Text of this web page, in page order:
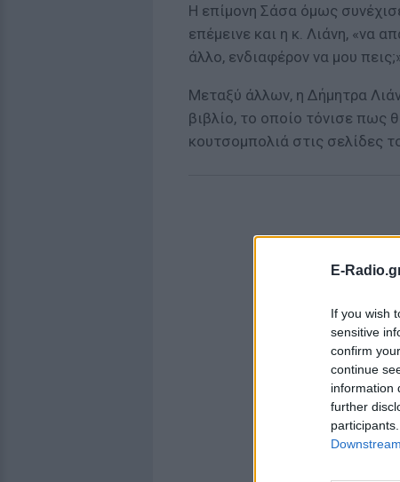
E-
If you wish
sensitive
confirm
continue
information
further
Η επίμονη Σάσα όμως
επέμεινε και η κ. Λιάνη, «να
άλλο, ενδιαφέρον να μου
Μεταξύ άλλων, η Δήμητρα
βιβλίο, το οποίο τόνισε πως
κουτσομπολιά στις σελίδες